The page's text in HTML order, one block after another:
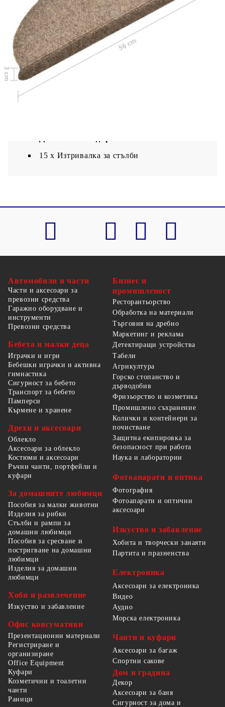
плосък.
Цвят: Бежов
Материал: Иглонабит плат (100% PP)
Размери: 56 x 17 x 3 см (Д x Ш x В)
Височина на влакната: 2,5 мм
Тегло на влакната: 500 г/м²
15 x Изтривалка за стълби
Автомобили и части
Части и аксесоари за
превозни средства
Гаражно оборудване и
инструменти
Превозни средства
Бебета и малки деца
Играчки и игри
Бебешки играчки и активна
гимнастика
Сигурност за бебето
Транспорт за бебето
Памперси
Кърмене и хранене
Дрехи и аксесоари
Облекло
Аксесоари за облекло
Костюми и аксесоари
Ръчни чанти, портфейли и
куфари
За домашните любимци
Пособия за малки животни
Изделия за рибки
Стълби и рампи за
домашни любимци
Пособия за сресване и
постригване на домашни
любимци
Изделия за домашни
любимци
Хоби и развлечение
Изкуство и забавление
Офис консумативи
Презентационни материали
Регистриране и
организиране
Office Equipment
Бизнес и
промишленост
Ресторантьорство
Обработка на материали
Търговия на дребно
Маркетинг и реклама
Детектиращи устройства
Табели
Агрикултура
Горско стопанство и
дърводобив
Фризьорство и козметика
Промишлено съхранение
Колички и контейнери за
почистване
Защитна екипировка за
безопасност при работа
Наука и лаборатории
Фотоапарати и оптика
Фотография
Фотоапарати и оптични
аксесоари
Изкуство и забавление
Хобита и творчески занаяти
Партита и празненства
Електроника
Аксесоари за електроника
Видео
Аудио
Морска електроника
Чанти и куфари
Аксесоари за багаж
Спортни сакове
Куфари
Козметични и тоалетни
чанти
Раници
Дом и градина
Декор
Аксесоари за баня
Сигурност за дома и